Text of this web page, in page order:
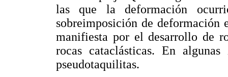
las que la deformación
sobreimposición de
manifiesta por el desarrollo de
rocas cataclásticas. En
pseudotaquilitas.